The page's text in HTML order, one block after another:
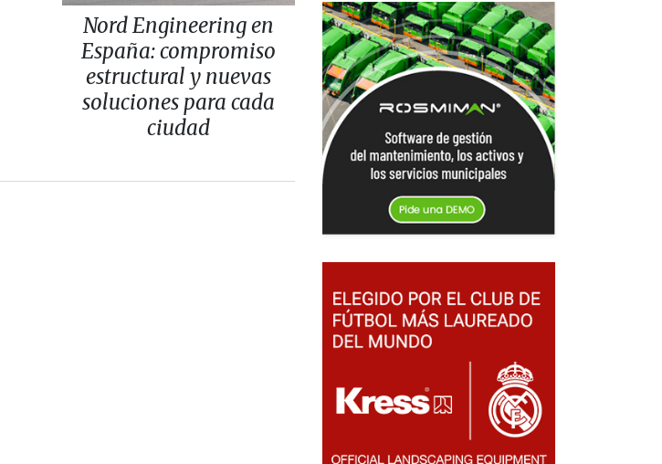
Nord Engineering en
España: compromiso
estructural y nuevas
soluciones para cada
ciudad